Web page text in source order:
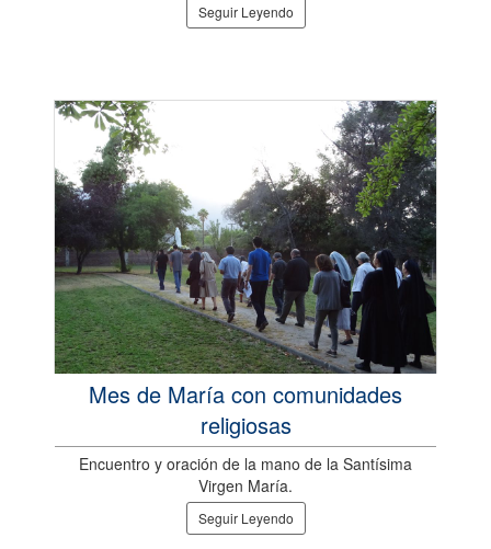
Seguir Leyendo
Mes de María con comunidades
religiosas
Encuentro y oración de la mano de la Santísima
Virgen María.
Seguir Leyendo